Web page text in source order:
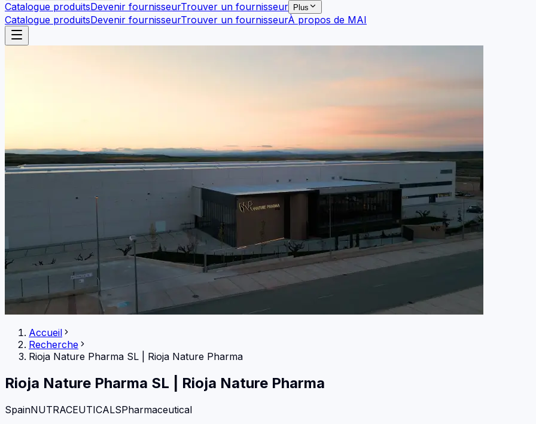
Catalogue produitsDevenir fournisseurTrouver un fournisseur Plus
Catalogue produitsDevenir fournisseurTrouver un fournisseurÀ propos de MAI
Accueil
Recherche
Rioja Nature Pharma SL
Rioja Nature Pharma
Rioja Nature Pharma SL Rioja Nature Pharma
SpainNUTRACEUTICALSPharmaceutical